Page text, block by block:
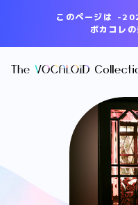
このページは -
ボカコレ